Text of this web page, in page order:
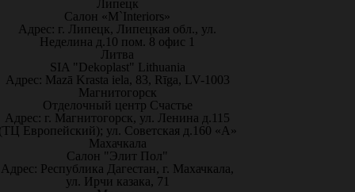
Липецк
Салон «M`Interiors»
Адрес: г. Липецк, Липецкая обл., ул.
Неделина д.10 пом. 8 офис 1
Литва
SIA "Dekoplast" Lithuania
Адрес: Mazā Krasta iela, 83, Rīga, LV-1003
Магнитогорск
Отделочный центр Счастье
Адрес: г. Магнитогорск, ул. Ленина д.115
Европейский); ул. Советская д.160 «А»
Махачкала
Салон "Элит Пол"
Адрес: Республика Дагестан, г. Махачкала,
ул. Ирчи казака, 71